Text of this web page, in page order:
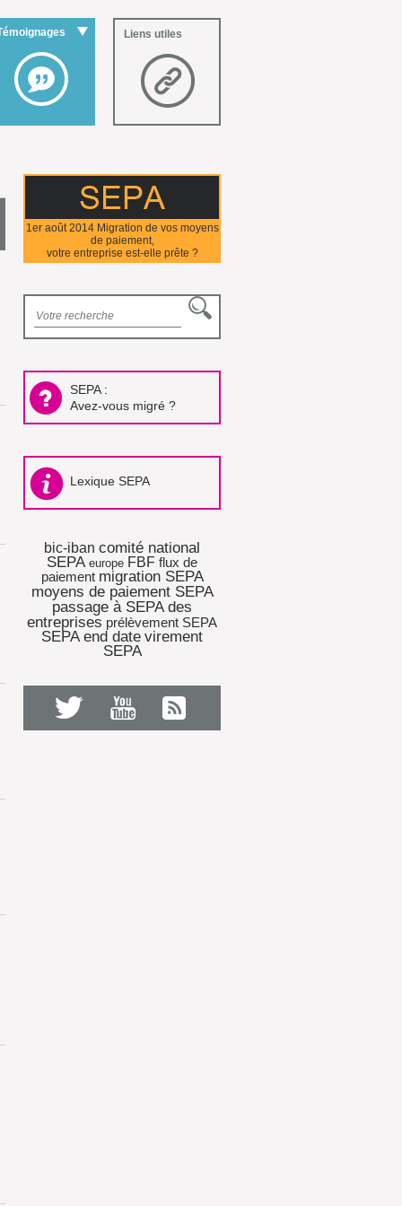
Liens utiles
1er août 2014 Migration de vos moyens
de paiement,
votre entreprise est-elle prête ?
SEPA :
Avez-vous migré ?
Lexique SEPA
bic-iban comité national
SEPA europe FBF flux de
paiement migration SEPA
moyens de paiement SEPA
passage à SEPA des
entreprises prélèvement SEPA
SEPA end date virement
SEPA